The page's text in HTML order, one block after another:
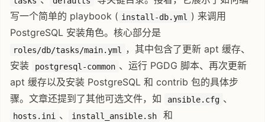
写一个简单的 playbook ( install-db.yml
) 来调用
PostgreSQL 安装角色。核心部分是
roles/db/tasks/main.yml
，其中包含了更新 apt 缓存、
安装
postgresql-common 、运行 PGDG 脚本、再次更新
apt 缓存以及安装 PostgreSQL 和 contrib 包的具体步
骤。文章还提到了其他可选文件，如
ansible.cfg 、
hosts.ini 、 install_ansible.sh 和